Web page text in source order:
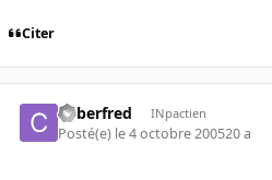
Citer
Cyberfred INpactien
Posté(e) le 4 octobre 200520 a